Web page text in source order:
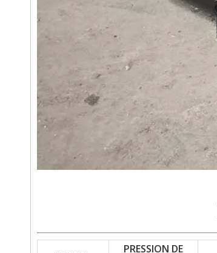
PRESSION DE